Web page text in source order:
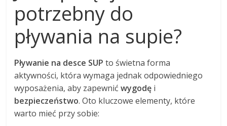
potrzebny do
pływania na supie?
Pływanie na desce SUP to świetna forma
aktywności, która wymaga jednak odpowiedniego
wyposażenia, aby zapewnićwygodę i
bezpieczeństwo. Oto kluczowe elementy, które
warto mieć przy sobie: